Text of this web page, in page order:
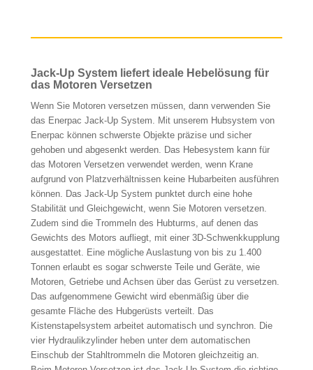
Jack-Up System liefert ideale Hebelösung für
das Motoren Versetzen
Wenn Sie Motoren versetzen müssen, dann verwenden Sie
das Enerpac Jack-Up System. Mit unserem Hubsystem von
Enerpac können schwerste Objekte präzise und sicher
gehoben und abgesenkt werden. Das Hebesystem kann für
das Motoren Versetzen verwendet werden, wenn Krane
aufgrund von Platzverhältnissen keine Hubarbeiten ausführen
können. Das Jack-Up System punktet durch eine hohe
Stabilität und Gleichgewicht, wenn Sie Motoren versetzen.
Zudem sind die Trommeln des Hubturms, auf denen das
Gewichts des Motors aufliegt, mit einer 3D-Schwenkkupplung
ausgestattet. Eine mögliche Auslastung von bis zu 1.400
Tonnen erlaubt es sogar schwerste Teile und Geräte, wie
Motoren, Getriebe und Achsen über das Gerüst zu versetzen.
Das aufgenommene Gewicht wird ebenmäßig über die
gesamte Fläche des Hubgerüsts verteilt. Das
Kistenstapelsystem arbeitet automatisch und synchron. Die
vier Hydraulikzylinder heben unter dem automatischen
Einschub der Stahltrommeln die Motoren gleichzeitig an.